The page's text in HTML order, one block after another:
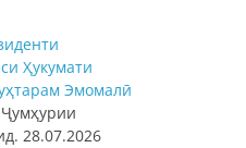
Ҳукумати
Эмомалӣ
28.07.2026